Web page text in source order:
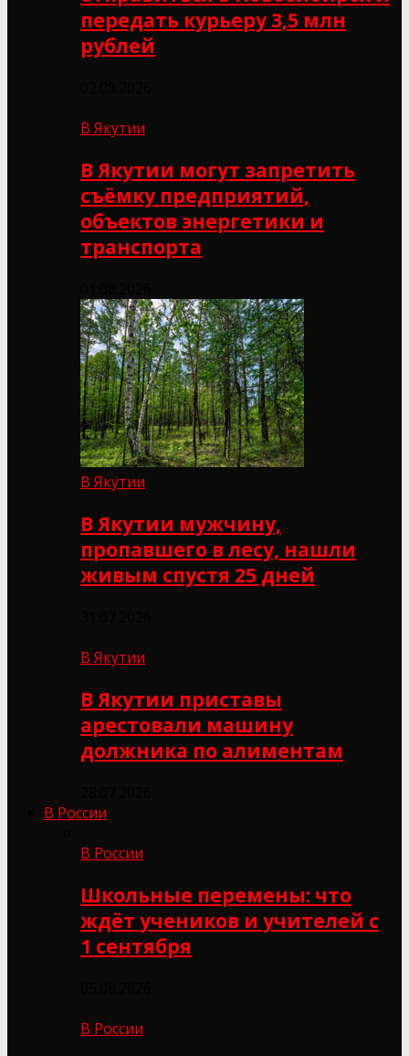
передать курьеру 3,5 млн
рублей
В Якутии
В Якутии могут запретить
съёмку предприятий,
объектов энергетики и
транспорта
В Якутии
В Якутии мужчину,
пропавшего в лесу, нашли
живым спустя 25 дней
В Якутии
В Якутии приставы
арестовали машину
должника по алиментам
В России
В России
Школьные перемены: что
ждёт учеников и учителей с
1 сентября
В России